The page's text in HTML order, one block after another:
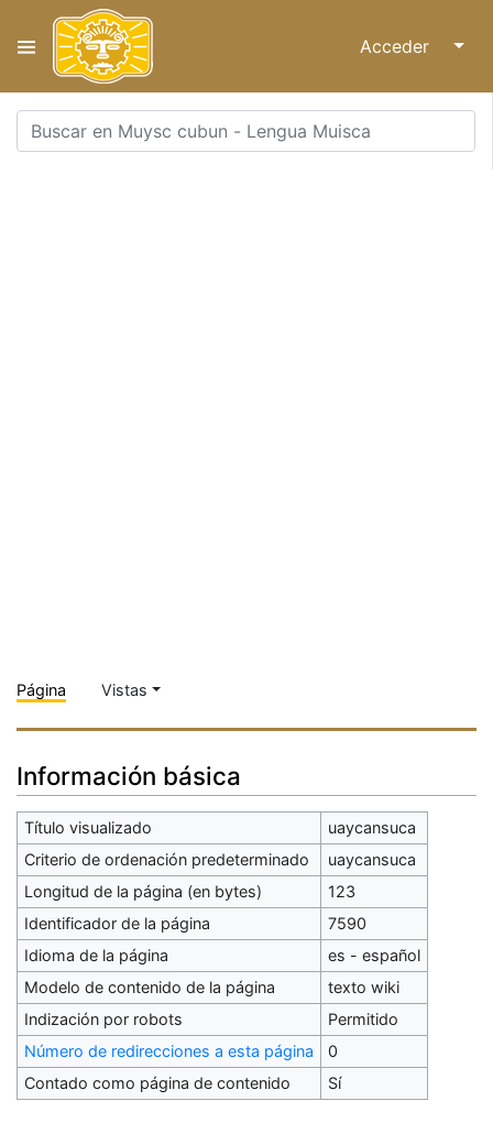
Acceder ↓
Página Vistas
Información básica
Título visualizado
uaycansuca
Criterio de ordenación predeterminado
uaycansuca
Longitud de la página (en bytes)
123
Identificador de la página
7590
Idioma de la página
es - español
Modelo de contenido de la página
texto wiki
Indización por robots
Permitido
Número de redirecciones a esta página
0
Contado como página de contenido
Sí